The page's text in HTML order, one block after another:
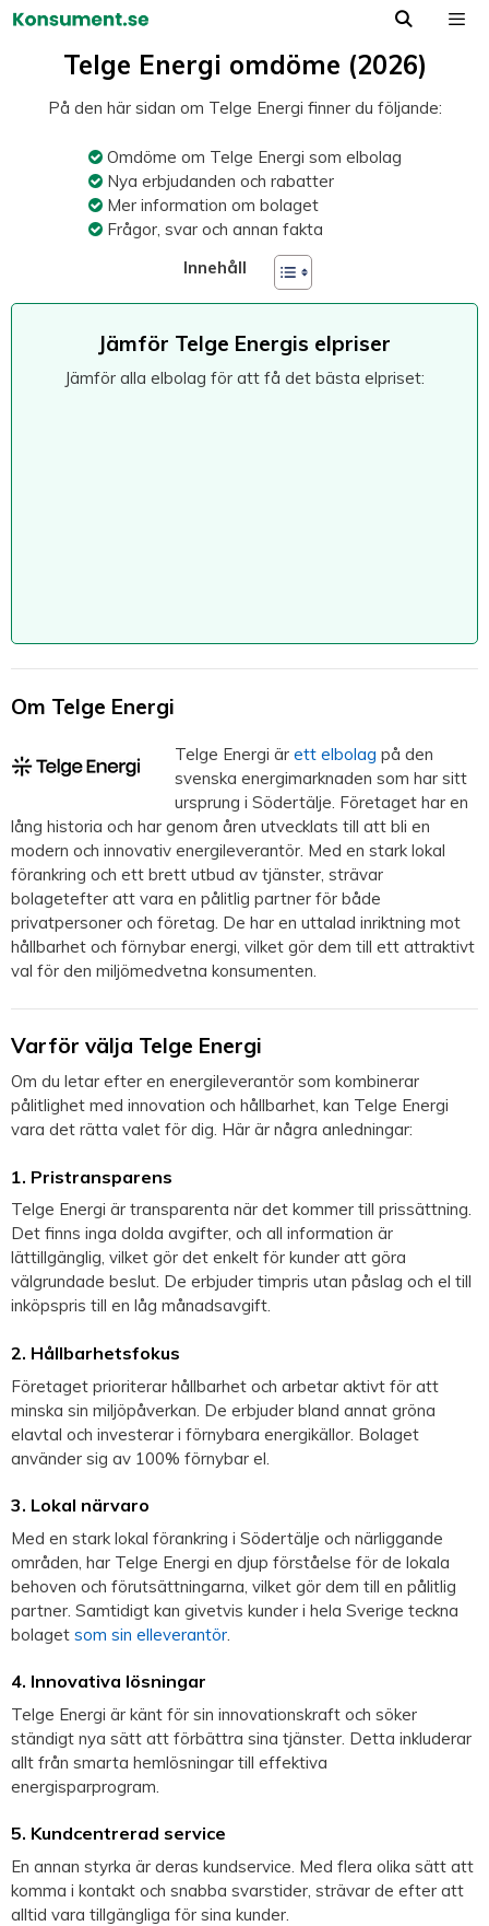
Hoppa
Telge Energi omdöme (2026)
På den här sidan om Telge Energi finner du följande:
Omdöme om Telge Energi som elbolag
Nya erbjudanden och rabatter
Mer information om bolaget
Frågor, svar och annan fakta
Innehåll
Jämför Telge Energis elpriser
Jämför alla elbolag för att få det bästa elpriset:
Om Telge Energi
Telge Energi är ett elbolag på den
svenska energimarknaden som har sitt
ursprung i Södertälje. Företaget har en
lång historia och har genom åren utvecklats till att bli en
modern och innovativ energileverantör. Med en stark lokal
förankring och ett brett utbud av tjänster, strävar
bolagetefter att vara en pålitlig partner för både
privatpersoner och företag. De har en uttalad inriktning mot
hållbarhet och förnybar energi, vilket gör dem till ett attraktivt
val för den miljömedvetna konsumenten.
Varför välja Telge Energi
Om du letar efter en energileverantör som kombinerar
pålitlighet med innovation och hållbarhet, kan Telge Energi
vara det rätta valet för dig. Här är några anledningar:
1. Pristransparens
Telge Energi är transparenta när det kommer till prissättning.
Det finns inga dolda avgifter, och all information är
lättillgänglig, vilket gör det enkelt för kunder att göra
välgrundade beslut. De erbjuder timpris utan påslag och el till
inköpspris till en låg månadsavgift.
2. Hållbarhetsfokus
Företaget prioriterar hållbarhet och arbetar aktivt för att
minska sin miljöpåverkan. De erbjuder bland annat gröna
elavtal och investerar i förnybara energikällor. Bolaget
använder sig av 100% förnybar el.
3. Lokal närvaro
Med en stark lokal förankring i Södertälje och närliggande
områden, har Telge Energi en djup förståelse för de lokala
behoven och förutsättningarna, vilket gör dem till en pålitlig
partner. Samtidigt kan givetvis kunder i hela Sverige teckna
bolaget som sin elleverantör
4. Innovativa lösningar
Telge Energi är känt för sin innovationskraft och söker
ständigt nya sätt att förbättra sina tjänster. Detta inkluderar
allt från smarta hemlösningar till effektiva
energisparprogram.
5. Kundcentrerad service
En annan styrka är deras kundservice. Med flera olika sätt att
komma i kontakt och snabba svarstider, strävar de efter att
alltid vara tillgängliga för sina kunder.